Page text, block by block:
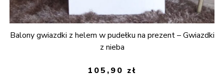
Balony gwiazdki z helem w pudełku na prezent – Gwiazdki
z nieba
105,90 zł